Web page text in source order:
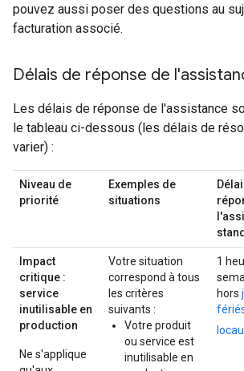
pouvez aussi poser des questions au
facturation associé.
Délais de réponse de
Les délais de réponse de l'assistance
le tableau ci-dessous (les délais de
varier) :
Niveau de
priorité
Exemples de
situations
Impact
critique :
service
inutilisable en
production
Ne s'applique
Votre situation
correspond à tous
les critères
suivants :
Votre produit
ou service est
inutilisable en
1
hors